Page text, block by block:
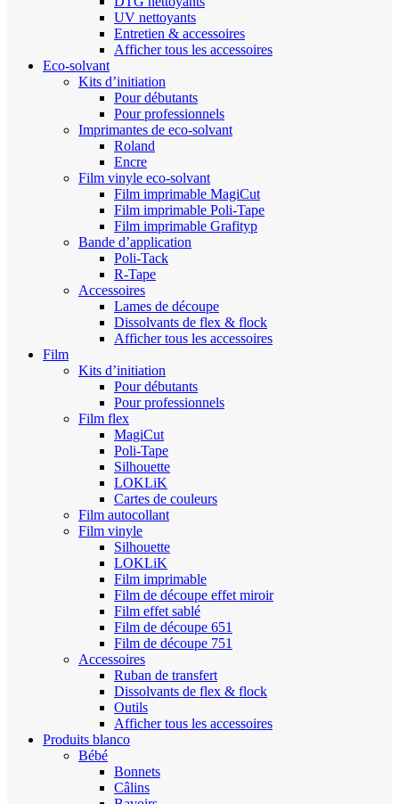
UV nettoyants
Entretien & accessoires
Afficher tous les accessoires
Eco-solvant
Kits d’initiation
Pour débutants
Pour professionnels
Imprimantes de eco-solvant
Roland
Encre
Film vinyle eco-solvant
Film imprimable MagiCut
Film imprimable Poli-Tape
Film imprimable Grafityp
Bande d’application
Poli-Tack
R-Tape
Accessoires
Lames de découpe
Dissolvants de flex & flock
Afficher tous les accessoires
Film
Kits d’initiation
Pour débutants
Pour professionnels
Film flex
MagiCut
Poli-Tape
Silhouette
LOKLiK
Cartes de couleurs
Film autocollant
Film vinyle
Silhouette
LOKLiK
Film imprimable
Film de découpe effet miroir
Film effet sablé
Film de découpe 651
Film de découpe 751
Accessoires
Ruban de transfert
Dissolvants de flex & flock
Outils
Afficher tous les accessoires
Produits blanco
Bébé
Bonnets
Câlins